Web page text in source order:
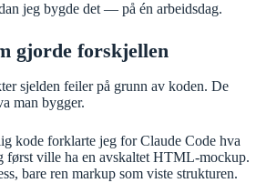
jeg bygde det — på én arbeidsdag.
gjorde forskjellen
sjelden feiler på grunn av koden. De
man bygger.
kode forklarte jeg for Claude Code hva
ville ha en avskaltet HTML-mockup.
bare ren markup som viste strukturen.